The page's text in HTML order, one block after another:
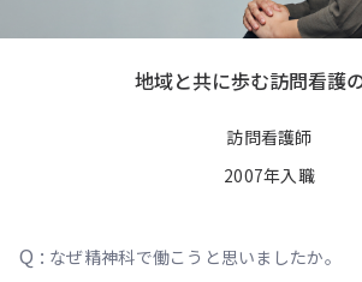
地域と共に歩む訪問看護
訪問看護師
2007年入職
Q : なぜ精神科で働こうと思いましたか。